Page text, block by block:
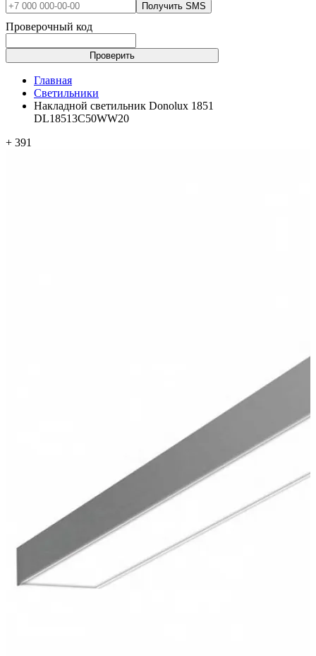
Получить SMS
Проверочный код
Проверить
Главная
Светильники
Накладной светильник Donolux 1851
DL18513C50WW20
+ 391